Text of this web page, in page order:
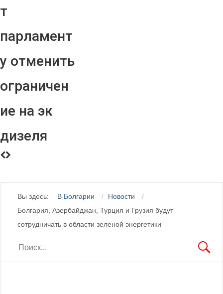
т
парламент
у отменить
ограничен
ие на эк
дизеля
Вы здесь: В Болгарии
Новости
Болгария, Азербайджан, Турция и Грузия будут
сотрудничать в области зеленой энергетики